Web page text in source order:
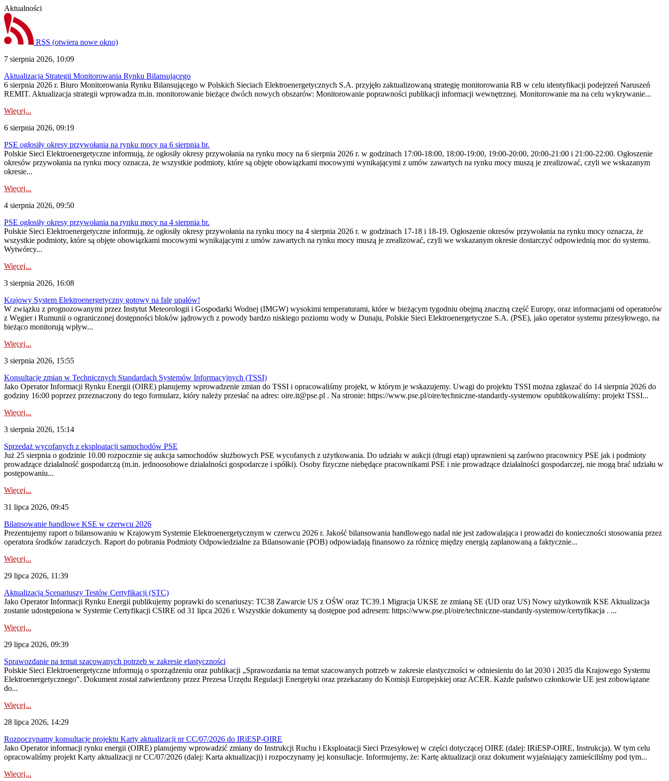
Aktualności
RSS (otwiera nowe okno)
7 sierpnia 2026, 10:09
Aktualizacja Strategii Monitorowania Rynku Bilansującego
6 sierpnia 2026 r. Biuro Monitorowania Rynku Bilansującego w Polskich Sieciach Elektroenergetycznych S.A. przyjęło zaktualizowaną strategię monitorowania RB w celu identyfikacji podejrzeń Naruszeń
REMIT. Aktualizacja strategii wprowadza m.in. monitorowanie bieżące dwóch nowych obszarów: Monitorowanie poprawności publikacji informacji wewnętrznej. Monitorowanie ma na celu wykrywanie...
Więcej...
6 sierpnia 2026, 09:19
PSE ogłosiły okresy przywołania na rynku mocy na 6 sierpnia br.
Polskie Sieci Elektroenergetyczne informują, że ogłosiły okresy przywołania na rynku mocy na 6 sierpnia 2026 r. w godzinach 17:00-18:00, 18:00-19:00, 19:00-20:00, 20:00-21:00 i 21:00-22:00. Ogłoszenie
okresów przywołania na rynku mocy oznacza, że wszystkie podmioty, które są objęte obowiązkami mocowymi wynikającymi z umów zawartych na rynku mocy muszą je zrealizować, czyli we wskazanym
okresie...
Więcej...
4 sierpnia 2026, 09:50
PSE ogłosiły okresy przywołania na rynku mocy na 4 sierpnia br.
Polskie Sieci Elektroenergetyczne informują, że ogłosiły okresy przywołania na rynku mocy na 4 sierpnia 2026 r. w godzinach 17-18 i 18-19. Ogłoszenie okresów przywołania na rynku mocy oznacza, że
wszystkie podmioty, które są objęte obowiązkami mocowymi wynikającymi z umów zawartych na rynku mocy muszą je zrealizować, czyli we wskazanym okresie dostarczyć odpowiednią moc do systemu.
Wytwórcy...
Więcej...
3 sierpnia 2026, 16:08
Krajowy System Elektroenergetyczny gotowy na falę upałów!
W związku z prognozowanymi przez Instytut Meteorologii i Gospodarki Wodnej (IMGW) wysokimi temperaturami, które w bieżącym tygodniu obejmą znaczną część Europy, oraz informacjami od operatorów
z Węgier i Rumunii o ograniczonej dostępności bloków jądrowych z powody bardzo niskiego poziomu wody w Dunaju, Polskie Sieci Elektroenergetyczne S.A. (PSE), jako operator systemu przesyłowego, na
bieżąco monitorują wpływ...
Więcej...
3 sierpnia 2026, 15:55
Konsultacje zmian w Technicznych Standardach Systemów Informacyjnych (TSSI)
Jako Operator Informacji Rynku Energii (OIRE) planujemy wprowadzenie zmian do TSSI i opracowaliśmy projekt, w którym je wskazujemy. Uwagi do projektu TSSI można zgłaszać do 14 sierpnia 2026 do
godziny 16:00 poprzez przeznaczony do tego formularz, który należy przesłać na adres: oire.it@pse.pl . Na stronie: https://www.pse.pl/oire/techniczne-standardy-systemow opublikowaliśmy: projekt TSSI...
Więcej...
3 sierpnia 2026, 15:14
Sprzedaż wycofanych z eksploatacji samochodów PSE
Już 25 sierpnia o godzinie 10.00 rozpocznie się aukcja samochodów służbowych PSE wycofanych z użytkowania. Do udziału w aukcji (drugi etap) uprawnieni są zarówno pracownicy PSE jak i podmioty
prowadzące działalność gospodarczą (m.in. jednoosobowe działalności gospodarcze i spółki). Osoby fizyczne niebędące pracownikami PSE i nie prowadzące działalności gospodarczej, nie mogą brać udziału w
postępowaniu...
Więcej...
31 lipca 2026, 09:45
Bilansowanie handlowe KSE w czerwcu 2026
Prezentujemy raport o bilansowaniu w Krajowym Systemie Elektroenergetycznym w czerwcu 2026 r. Jakość bilansowania handlowego nadal nie jest zadowalająca i prowadzi do konieczności stosowania przez
operatora środków zaradczych. Raport do pobrania Podmioty Odpowiedzialne za Bilansowanie (POB) odpowiadają finansowo za różnicę między energią zaplanowaną a faktycznie...
Więcej...
29 lipca 2026, 11:39
Aktualizacja Scenariuszy Testów Certyfikacji (STC)
Jako Operator Informacji Rynku Energii publikujemy poprawki do scenariuszy: TC38 Zawarcie US z OŚW oraz TC39.1 Migracja UKSE ze zmianą SE (UD oraz US) Nowy użytkownik KSE Aktualizacja
zostanie udostępniona w Systemie Certyfikacji CSIRE od 31 lipca 2026 r. Wszystkie dokumenty są dostępne pod adresem: https://www.pse.pl/oire/techniczne-standardy-systemow/certyfikacja . ...
Więcej...
29 lipca 2026, 09:39
Sprawozdanie na temat szacowanych potrzeb w zakresie elastyczności
Polskie Sieci Elektroenergetyczne informują o sporządzeniu oraz publikacji „Sprawozdania na temat szacowanych potrzeb w zakresie elastyczności w odniesieniu do lat 2030 i 2035 dla Krajowego Systemu
Elektroenergetycznego”. Dokument został zatwierdzony przez Prezesa Urzędu Regulacji Energetyki oraz przekazany do Komisji Europejskiej oraz ACER. Każde państwo członkowie UE jest zobowiązane
do...
Więcej...
28 lipca 2026, 14:29
Rozpoczynamy konsultacje projektu Karty aktualizacji nr CC/07/2026 do IRiESP-OIRE
Jako Operator informacji rynku energii (OIRE) planujemy wprowadzić zmiany do Instrukcji Ruchu i Eksploatacji Sieci Przesyłowej w części dotyczącej OIRE (dalej: IRiESP-OIRE, Instrukcja). W tym celu
opracowaliśmy projekt Karty aktualizacji nr CC/07/2026 (dalej: Karta aktualizacji) i rozpoczynamy jej konsultacje. Informujemy, że: Kartę aktualizacji oraz dokument wyjaśniający zamieściliśmy pod tym...
Więcej...